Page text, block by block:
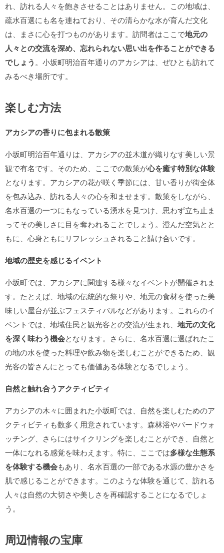
れ、訪れる人々を飽きさせることはありません。この地域は、
疏水百選にも名を連ねており、その清らかな水が育んだ文化
は、まさに心を打つものがあります。訪問者はここで地元の
人々との交流を深め、忘れられない思い出を作ることができる
でしょう 。小坂町明治百年通りのアカシアは、ぜひとも訪れて
みるべき場所です。
楽しむ方法
アカシアの香りに包まれる散策
小坂町明治百年通りは、アカシアの並木道が織りなす美しい景
観で有名です。そのため、ここでの散策が心を癒す特別な体験
となります。アカシアの花が咲く季節には、甘い香りが街全体
を包み込み、訪れる人々の心を和ませます。散策をしながら、
名水百選の一つにもなっている湧水を見つけ、思わず立ち止ま
ってその美しさに目を奪われることでしょう。澄んだ空気とと
もに、心身ともにリフレッシュされること請け合いです。
地域の歴史を感じるイベント
小坂町では、アカシアに関連する様々なイベントが開催されま
す。たとえば、地域の伝統的な祭りや、地元の食材を使った美
味しい屋台が並ぶフェスティバルなどがあります。これらのイ
ベントでは、地域住民と観光客との交流が生まれ、 地元の文化
を深く味わう機会となります。さらに、名水百選に選ばれたこ
の地の水を使った料理や飲み物を楽しむことができるため、観
光客の皆さんにとっても価値ある体験となるでしょう。
自然と触れ合うアクティビティ
アカシアの木々に囲まれた小坂町では、自然を楽しむためのア
クティビティも数多く用意されています。森林浴やバードウォ
ッチング、さらにはサイクリングを楽しむことができ、自然と
一体になれる感覚を味わえます。特に、ここでは多様な生態系
を体験する機会もあり、名水百選の一部である水源の豊かさを
肌で感じることができます。このような体験を通じて、訪れる
人々は自然の大切さや美しさを再確認することになるでしょ
う。
周辺情報の宝庫